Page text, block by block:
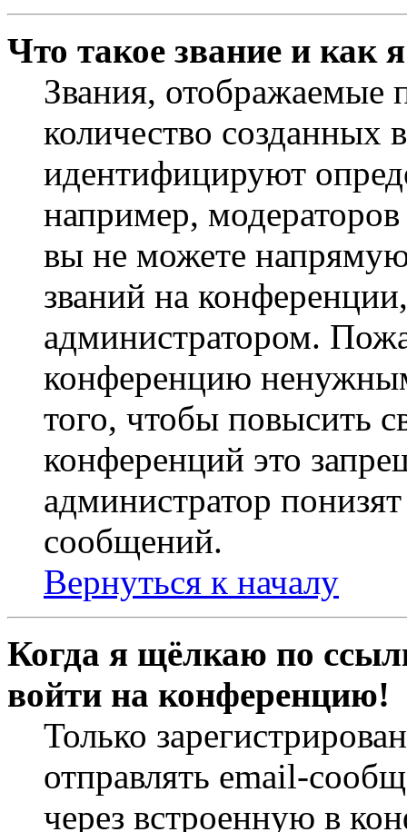
Что такое звание и как
Звания,
количество
идентифицируют
например,
вы не можете
званий на
администратором.
конференцию
того, чтобы повысить
конференций это
администратор
сообщений.
Вернуться к началу
Когда я щёлкаю по
войти на конференцию!
Только
отправлять email-
через встроенную в